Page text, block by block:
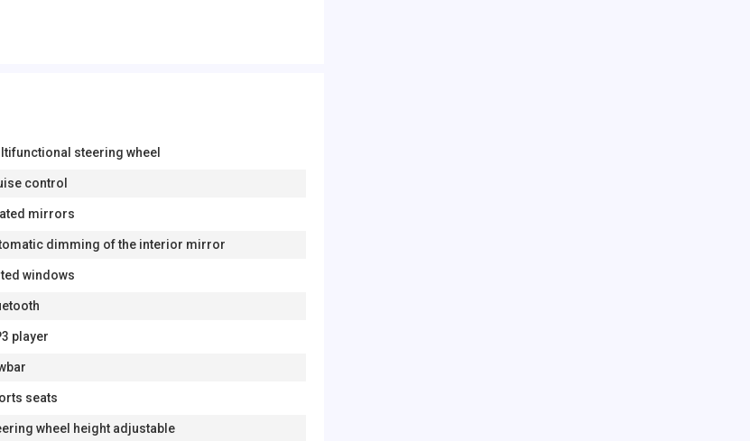
steering wheel
control
mirrors
dimming of the interior mirror
windows
player
seats
wheel height adjustable